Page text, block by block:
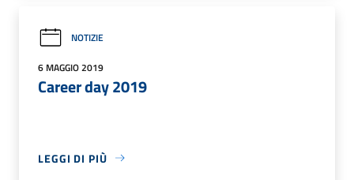
NOTIZIE
6 MAGGIO 2019
Career day 2019
LEGGI DI PIÙ